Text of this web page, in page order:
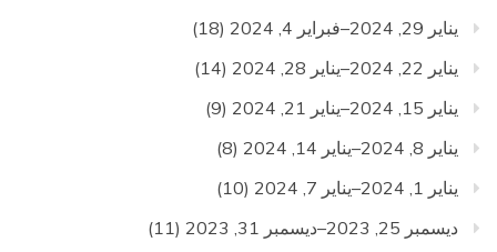
يناير 29, 2024–فبراير 4, 2024
(18)
يناير 22, 2024–يناير 28, 2024
(14)
يناير 15, 2024–يناير 21, 2024
(9)
يناير 8, 2024–يناير 14, 2024
(8)
يناير 1, 2024–يناير 7, 2024
(10)
ديسمبر 25, 2023–ديسمبر 31, 2023
(11)